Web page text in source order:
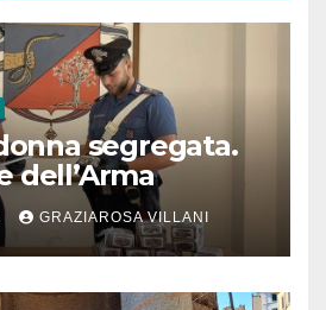
segregata.
dell’Arma
GRAZIAROSA VILLANI